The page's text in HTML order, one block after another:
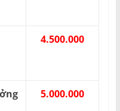
4.500.000
5.000.000